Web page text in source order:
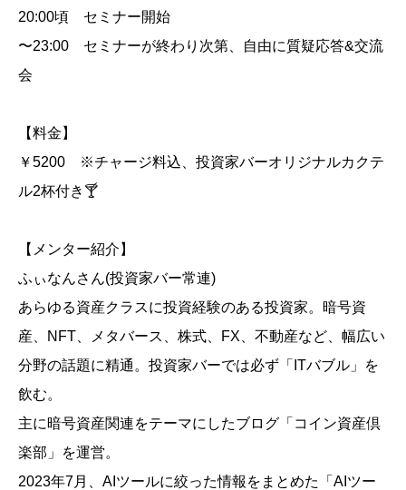
20:00頃 セミナー開始
〜23:00 セミナーが終わり次第、自由に質疑応答&交流
会
【料金】
￥5200 ※チャージ料込、投資家バーオリジナルカクテ
ル2杯付き🍸
【メンター紹介】
ふぃなんさん(投資家バー常連)
あらゆる資産クラスに投資経験のある投資家。暗号資
産、NFT、メタバース、株式、FX、不動産など、幅広い
分野の話題に精通。投資家バーでは必ず「ITバブル」を
飲む。
主に暗号資産関連をテーマにしたブログ「コイン資産倶
楽部」を運営。
2023年7月、AIツールに絞った情報をまとめた「AIツー